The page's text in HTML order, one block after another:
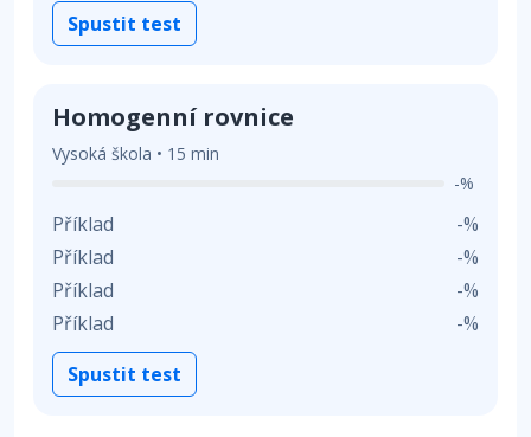
Spustit test
Homogenní rovnice
Vysoká škola • 15 min
-%
Příklad
-%
Příklad
-%
Příklad
-%
Příklad
-%
Spustit test